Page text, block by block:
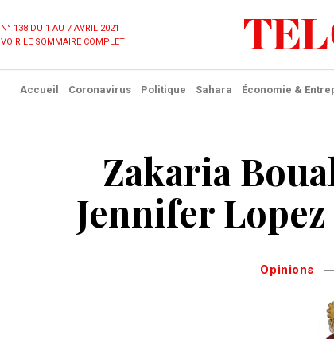
N° 138 DU 1 AU 7 AVRIL 2021
VOIR LE SOMMAIRE COMPLET
Accueil Coronavirus Politique Sahara Économie &
Zakaria
Jennifer
Opinions